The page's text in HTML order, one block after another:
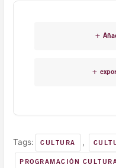
+
+
Tags: CULTURA ,
PROGRAMACIÓN